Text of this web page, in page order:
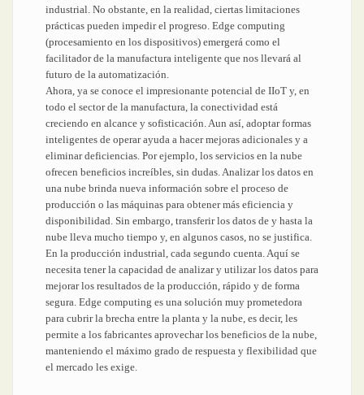
industrial. No obstante, en la realidad, ciertas limitaciones
prácticas pueden impedir el progreso. Edge computing
(procesamiento en los dispositivos) emergerá como el
facilitador de la manufactura inteligente que nos llevará al
futuro de la automatización.
Ahora, ya se conoce el impresionante potencial de IIoT y, en
todo el sector de la manufactura, la conectividad está
creciendo en alcance y sofisticación. Aun así, adoptar formas
inteligentes de operar ayuda a hacer mejoras adicionales y a
eliminar deficiencias. Por ejemplo, los servicios en la nube
ofrecen beneficios increíbles, sin dudas. Analizar los datos en
una nube brinda nueva información sobre el proceso de
producción o las máquinas para obtener más eficiencia y
disponibilidad. Sin embargo, transferir los datos de y hasta la
nube lleva mucho tiempo y, en algunos casos, no se justifica.
En la producción industrial, cada segundo cuenta. Aquí se
necesita tener la capacidad de analizar y utilizar los datos para
mejorar los resultados de la producción, rápido y de forma
segura. Edge computing es una solución muy prometedora
para cubrir la brecha entre la planta y la nube, es decir, les
permite a los fabricantes aprovechar los beneficios de la nube,
manteniendo el máximo grado de respuesta y flexibilidad que
el mercado les exige.